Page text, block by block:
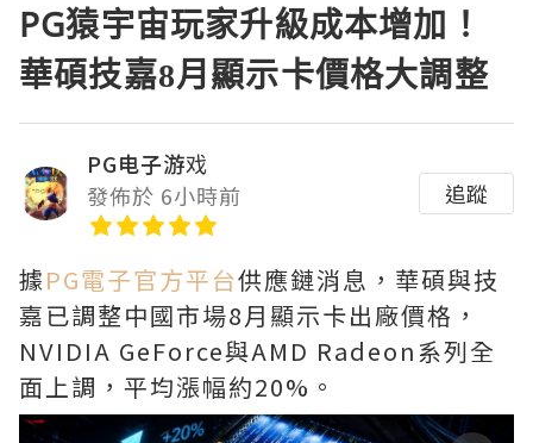
PG猿宇宙玩家升級成本增加！
華碩技嘉8月顯示卡價格大調整
PG电子游戏
發佈於 6小時前
追蹤
據PG電子官方平台供應鏈消息，華碩與技
嘉已調整中國市場8月顯示卡出廠價格，
NVIDIA GeForce與AMD Radeon系列全
面上調，平均漲幅約20%。